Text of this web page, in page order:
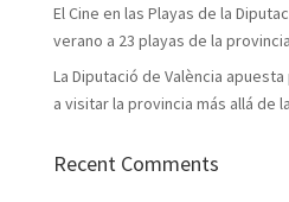
El Cine en las Playas de la
verano a 23 playas de la provincia
La Diputació de València
a visitar la provincia más allá de
Recent Comments